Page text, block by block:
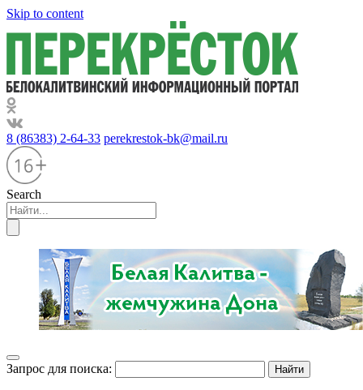
Skip to content
8 (86383) 2-64-33 perekrestok-bk@mail.ru
Search
Запрос для поиска: